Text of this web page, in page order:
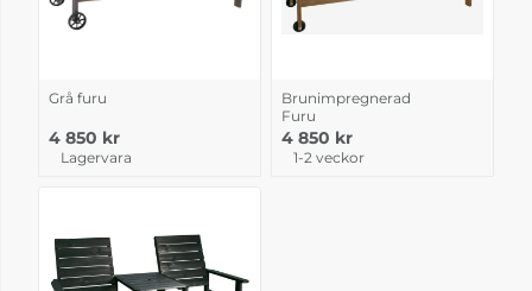
Grå furu
4 850 kr
Lagervara
Brunimpregnerad
Furu
4 850 kr
1-2 veckor